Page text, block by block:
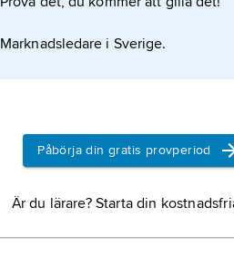
Marknadsledare i Sverige.
Påbörja din gratis provperiod
Är du lärare? Starta din